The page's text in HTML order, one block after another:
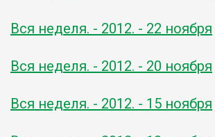
Вся неделя. - 2012. - 22 ноября
Вся неделя. - 2012. - 20 ноября
Вся неделя. - 2012. - 15 ноября